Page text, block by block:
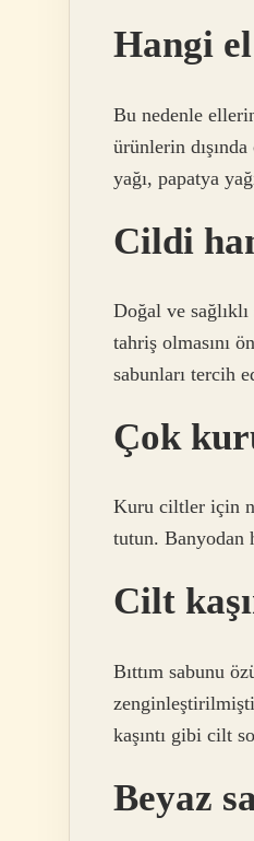
Hangi
Bu nedenle
ürünlerin
yağı, papatya
Cildi
Doğal ve
tahriş olmasını
sabunları tercih
Çok
Kuru ciltler için
tutun. Banyodan
Cilt
Bıttım sabunu
kaşıntı gibi cilt
Beyaz